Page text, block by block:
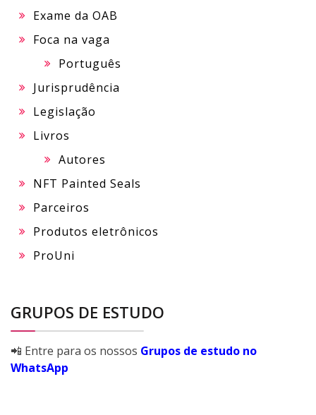
Exame da OAB
Foca na vaga
Português
Jurisprudência
Legislação
Livros
Autores
NFT Painted Seals
Parceiros
Produtos eletrônicos
ProUni
GRUPOS DE ESTUDO
📲 Entre para os nossos Grupos de estudo no
WhatsApp